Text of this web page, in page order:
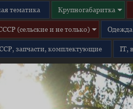
тематика Крупногабаритка
(сельские и не только) Одежда
запчасти, комплектующие IT,